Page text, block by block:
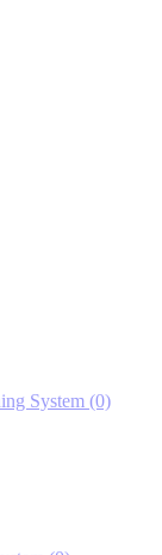
System (0)